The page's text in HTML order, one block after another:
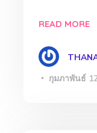
READ MORE
กุมภาพันธ์